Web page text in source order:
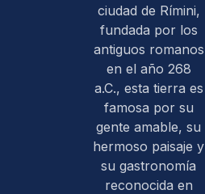
ciudad de Rímini,
fundada por los
antiguos romanos
en el año 268
a.C., esta tierra es
famosa por su
gente amable, su
hermoso paisaje y
su gastronomía
reconocida en